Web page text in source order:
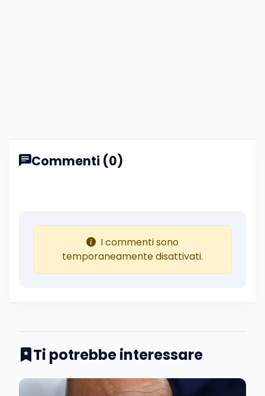
Commenti (0)
I commenti sono
temporaneamente disattivati.
Ti potrebbe interessare